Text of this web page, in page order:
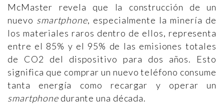
McMaster revela que la construcción de un
nuevo smartphone, especialmente la minería de
los materiales raros dentro de ellos, representa
entre el 85% y el 95% de las emisiones totales
de CO2 del dispositivo para dos años. Esto
significa que comprar un nuevo teléfono consume
tanta energía como recargar y operar un
smartphone durante una década.